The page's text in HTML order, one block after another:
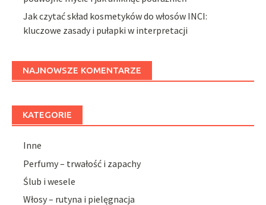
Jak czytać skład kosmetyków do włosów INCI:
kluczowe zasady i pułapki w interpretacji
NAJNOWSZE KOMENTARZE
KATEGORIE
Inne
Perfumy – trwałość i zapachy
Ślub i wesele
Włosy – rutyna i pielęgnacja